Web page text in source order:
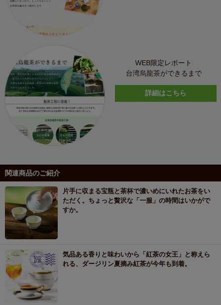
WEB限定レポート
台湾烏龍茶ができるまで
詳細はこちら
関連商品のご紹介
片手に収まる宝瓶と茶杯で濃いめにいれたお茶をい
ただく。ちょっと贅沢な「一服」の時間はいかがで
すか。
気品ある香りと味わいから「紅茶の女王」と称えら
れる、ダージリン夏摘み紅茶が今年も到着。